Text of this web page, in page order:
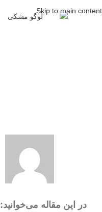
Skip to main content
در این مقاله می‌خوانید: